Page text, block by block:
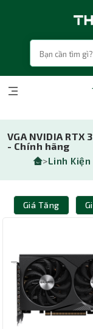
VGA NVIDIA RTX
- Chính hãng
>Linh
Giá Tăng